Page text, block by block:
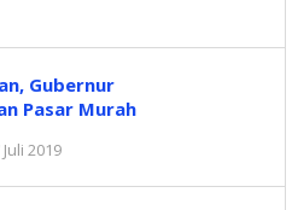
Gubernur
Pasar Murah
Juli 2019